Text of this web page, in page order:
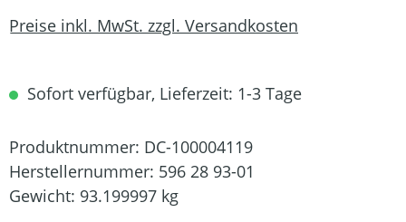
Preise inkl. MwSt. zzgl. Versandkosten
Sofort verfügbar, Lieferzeit: 1-3 Tage
Produktnummer: DC-100004119
Herstellernummer: 596 28 93-01
Gewicht: 93.199997 kg